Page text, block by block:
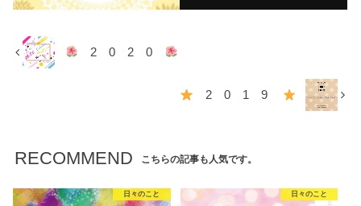
2 0 2 0
2 0 1 9
RECOMMEND こちらの記事も人気です。
日々のこと 日々のこと